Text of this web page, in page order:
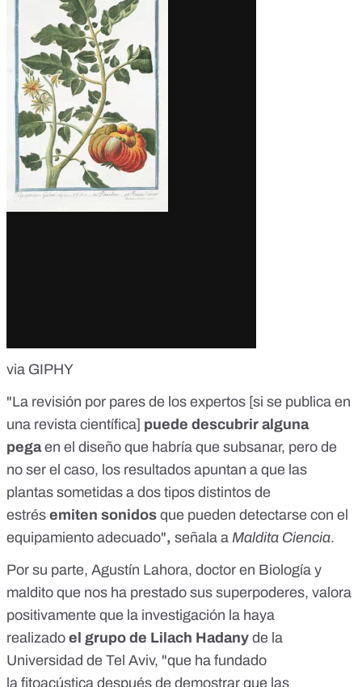
via GIPHY
"La revisión por pares de los expertos [si se publica en
una revista científica] puede descubrir alguna
pegaen el diseño que habría que subsanar, pero de
no ser el caso, los resultados apuntan a que las
plantas sometidas a dos tipos distintos de
estrés emiten sonidos que pueden detectarse con el
equipamiento adecuado", señala a Maldita Ciencia.
Por su parte, Agustín Lahora, doctor en Biología y
maldito que nos ha prestado sus superpoderes, valora
positivamente que la investigación la haya
realizado el grupo de Lilach Hadany de la
Universidad de Tel Aviv, "que ha fundado
la fitoacústica después de demostrar que las